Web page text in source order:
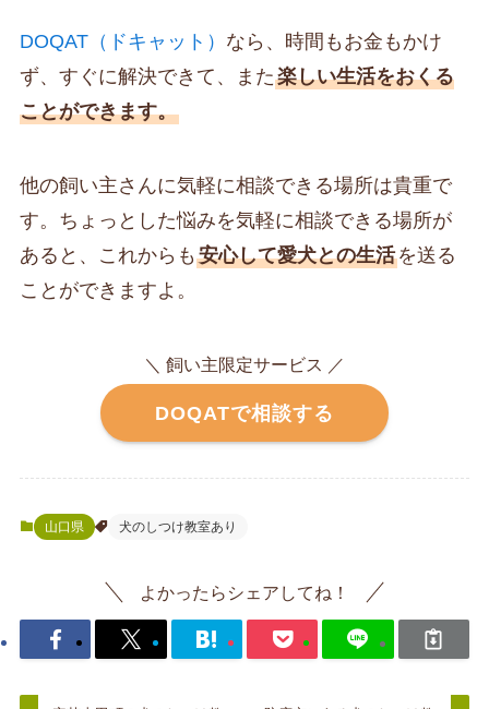
DOQAT（ドキャット） なら、時間もお金もかけ
ず、すぐに解決できて、また楽しい生活をおくる
ことができます。
他の飼い主さんに気軽に相談できる場所は貴重で
す。ちょっとした悩みを気軽に相談できる場所が
あると、これからも 安心して愛犬との生活を送る
ことができますよ。
＼ 飼い主限定サービス ／
DOQATで相談する
山口県 犬のしつけ教室あり
よかったらシェアしてね！